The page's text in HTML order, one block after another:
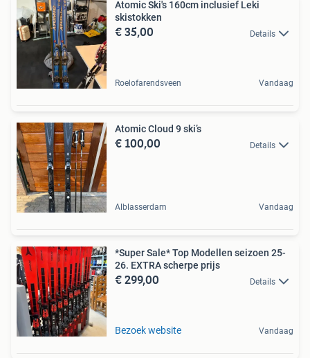
Atomic Ski's 160cm inclusief Leki
skistokken
€ 35,00 Details
Roelofarendsveen Vandaag
Atomic Cloud 9 ski’s
€ 100,00 Details
Alblasserdam Vandaag
*Super Sale* Top Modellen seizoen 25-
26. EXTRA scherpe prijs
€ 299,00 Details
Bezoek website Vandaag